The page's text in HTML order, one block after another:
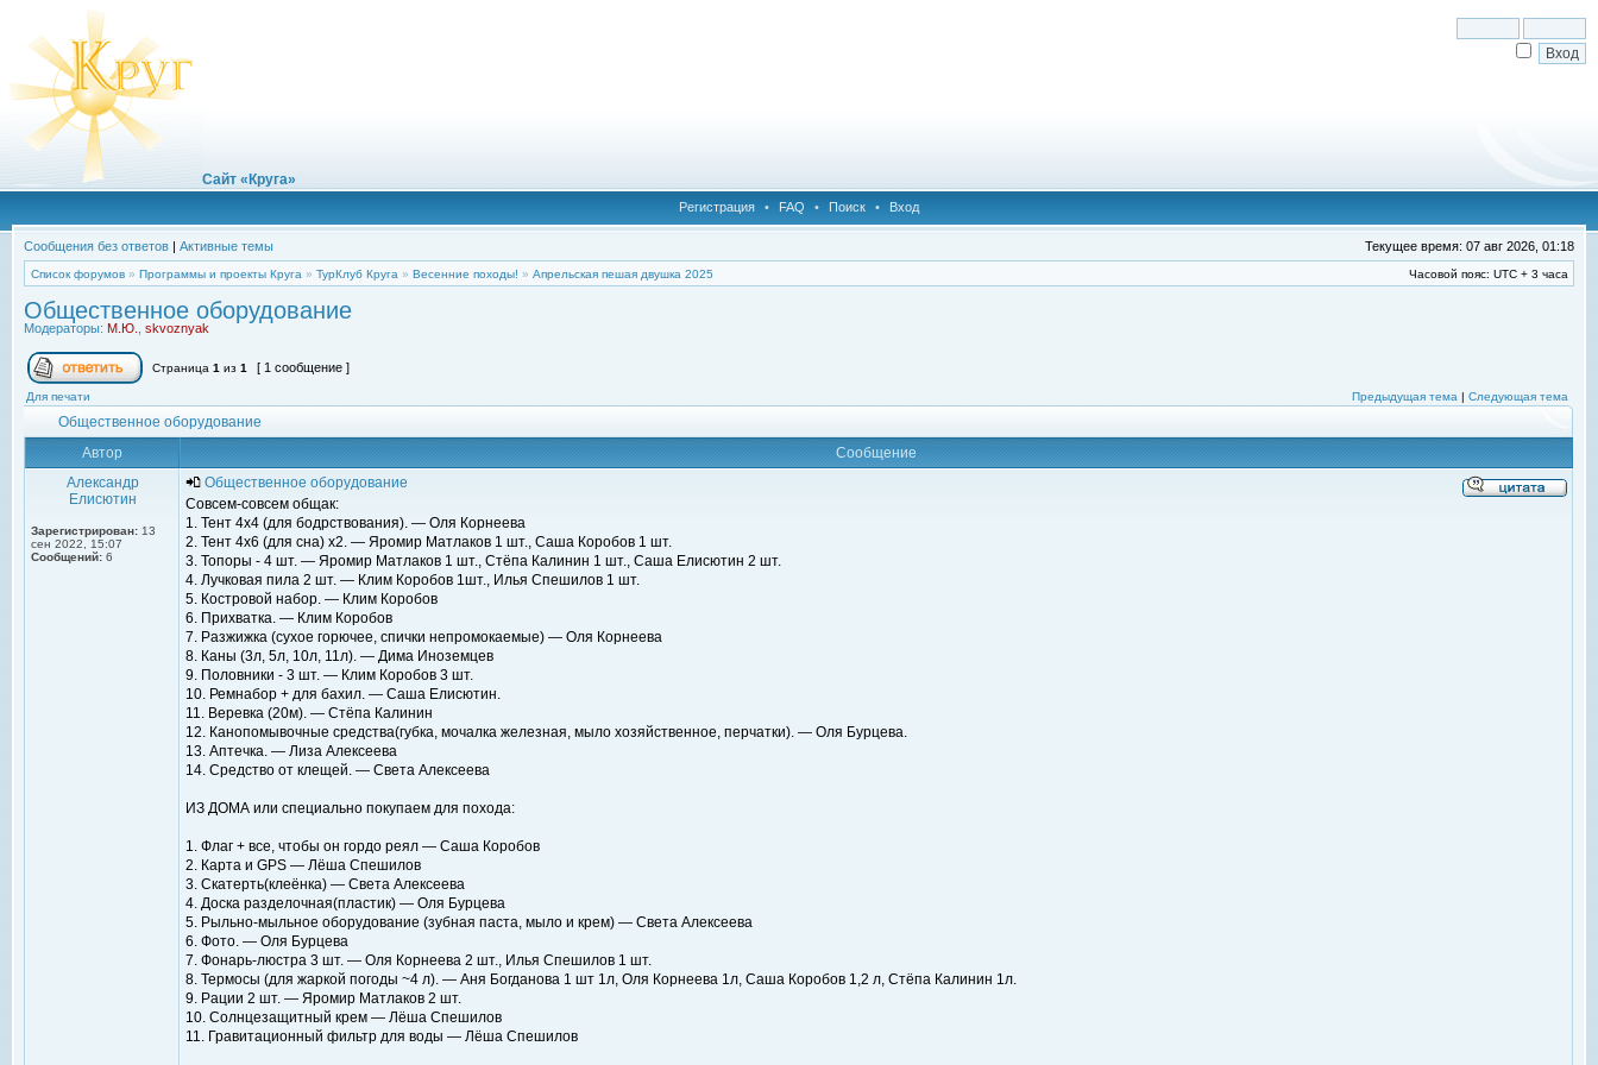
Сайт «Круга»
Регистрация • FAQ • Поиск • Вход
Сообщения без ответов | Активные темы Текущее время: 07 авг 2026, 01:18
Список форумов » Программы и проекты Круга » ТурКлуб Круга » Весенние походы! » Апрельская пешая двушка 2025 Часовой пояс: UTC + 3 часа
Общественное оборудование
Модераторы: М.Ю. skvoznyak
Страница 1 из 1 [ 1 сообщение ]
Для печати Предыдущая тема | Следующая тема
Общественное оборудование
Автор
Сообщение
Александр
Елисютин
Зарегистрирован: 13
сен 2022, 15:07
Сообщений: 6
Общественное оборудование
Совсем-совсем общак:
1. Тент 4x4 (для бодрствования). — Оля Корнеева
2. Тент 4х6 (для сна) х2. — Яромир Матлаков 1 шт., Саша Коробов 1 шт.
3. Топоры - 4 шт. — Яромир Матлаков 1 шт., Стёпа Калинин 1 шт., Саша Елисютин 2 шт.
4. Лучковая пила 2 шт. — Клим Коробов 1шт., Илья Спешилов 1 шт.
5. Костровой набор. — Клим Коробов
6. Прихватка. — Клим Коробов
7. Разжижка (сухое горючее, спички непромокаемые) — Оля Корнеева
8. Каны (3л, 5л, 10л, 11л). — Дима Иноземцев
9. Половники - 3 шт. — Клим Коробов 3 шт.
10. Ремнабор + для бахил. — Саша Елисютин.
11. Веревка (20м). — Стёпа Калинин
12. Канопомывочные средства(губка, мочалка железная, мыло хозяйственное, перчатки). — Оля Бурцева.
13. Аптечка. — Лиза Алексеева
14. Средство от клещей. — Света Алексеева
ИЗ ДОМА или специально покупаем для похода:
1. Флаг + все, чтобы он гордо реял — Саша Коробов
2. Карта и GPS — Лёша Спешилов
3. Скатерть(клеёнка) — Света Алексеева
4. Доска разделочная(пластик) — Оля Бурцева
5. Рыльно-мыльное оборудование (зубная паста, мыло и крем) — Света Алексеева
6. Фото. — Оля Бурцева
7. Фонарь-люстра 3 шт. — Оля Корнеева 2 шт., Илья Спешилов 1 шт.
8. Термосы (для жаркой погоды ~4 л). — Аня Богданова 1 шт 1л, Оля Корнеева 1л, Саша Коробов 1,2 л, Стёпа Калинин 1л.
9. Рации 2 шт. — Яромир Матлаков 2 шт.
10. Солнцезащитный крем — Лёша Спешилов
11. Гравитационный фильтр для воды — Лёша Спешилов